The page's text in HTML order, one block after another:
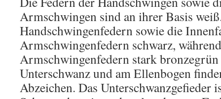
Armschwingen sind an ihrer Basis
Handschwingenfedern sowie die
Armschwingenfedern schwarz,
Armschwingenfedern stark
Unterschwanz und am Ellenbogen
Abzeichen. Das Unterschwanzgefieder